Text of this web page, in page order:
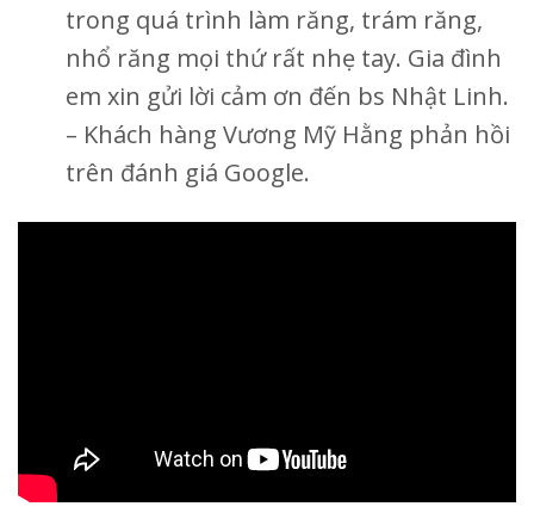
trong quá trình làm răng, trám răng,
nhổ răng mọi thứ rất nhẹ tay. Gia đình
em xin gửi lời cảm ơn đến bs Nhật Linh.
– Khách hàng Vương Mỹ Hằng phản hồi
trên đánh giá Google.